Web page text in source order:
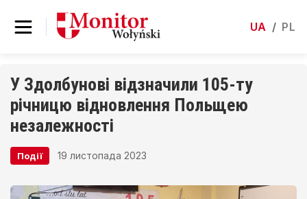
UA / PL
У Здолбунові відзначили 105-ту
річницю відновлення Польщею
незалежності
Події 19 листопада 2023